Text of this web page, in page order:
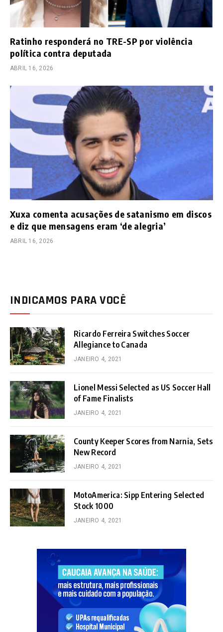
Ratinho responderá no TRE-SP por violência
política contra deputada
ABRIL 16, 2026
Xuxa comenta acusações de satanismo em discos
e diz que mensagens eram ‘de alegria’
ABRIL 16, 2026
INDICAMOS PARA VOCÊ
Ricardo Ferreira Switches Soccer
Allegiance to Canada
JANEIRO 4, 2021
Lionel Messi Selected as US Soccer Hall
of Fame Finalists
JANEIRO 4, 2021
County Keeper Scores from Narnia, Sets
New Record
JANEIRO 4, 2021
MotoAmerica: Sipp Entering Selected
Stock 1000
JANEIRO 4, 2021